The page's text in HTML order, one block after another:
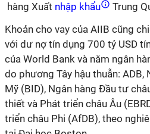
hàng Xuất nhập khẩu
Trung
Khoản cho vay của AIIB cũng
với dư nợ tín dụng 700 tỷ USD
của World Bank và năm ngân
do phương Tây hậu thuẫn: ADB,
Mỹ (BID), Ngân hàng Đầu tư
thiết và Phát triển châu Âu
triển châu Phi (AfDB), theo